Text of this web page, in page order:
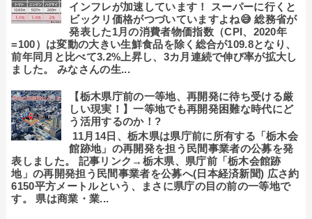
インフレが加速しています！ スーパーに行くと
ビックリ価格がつづいていますよね😅 総務省が
発表した1月の消費者物価指数（CPI、2020年
=100）は変動の大きい生鮮食品を除く総合が109.8となり、
前年同月と比べて3.2%上昇し、3カ月連続で伸び率が拡大し
ました。 みなさんの生...
【栃木県庁前の一等地、再開発に待ち受ける厳
しい現実！】一等地でも再開発困難な時代にど
う活用するのか！?
11月14日、栃木県は県庁前に所有する「栃木会
館跡地」の再開発を担う民間事業者の公募を発
表しました。 記事リンク→栃木県、県庁前「栃木会館跡
地」の再開発担う民間事業者を公募へ(日本経済新聞) 広さ約
6150平方メートルという、まさに県庁の目の前の一等地で
す。 県は商業・業...